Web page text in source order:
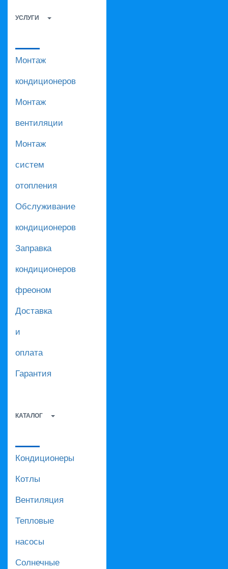
УСЛУГИ
Монтаж
кондиционеров
Монтаж
вентиляции
Монтаж
систем
отопления
Обслуживание
кондиционеров
Заправка
кондиционеров
фреоном
Доставка
и
оплата
Гарантия
КАТАЛОГ
Кондиционеры
Котлы
Вентиляция
Тепловые
насосы
Солнечные